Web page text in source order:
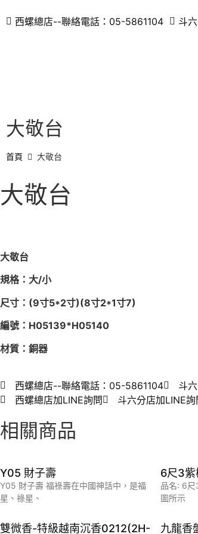
西螺總店--聯絡電話：05-5861104 斗
大敬台
首頁 大敬台
大敬台
大敬台
規格：大/小
尺寸：(9寸5*2寸)(8寸2*1寸7)
編號：H05139*H05140
材質：銅器
西螺總店--聯絡電話：05-5861104 斗
西螺總店加LINE詢問
斗六分店加LINE詢
相關商品
Y05 財子壽
Y05 財子壽 福祿壽在中國神話中，是福
星、祿星、
6尺3紫
品名: 6尺
圖所示
雙微香-特級越南沉香0212(2H- 九龍香